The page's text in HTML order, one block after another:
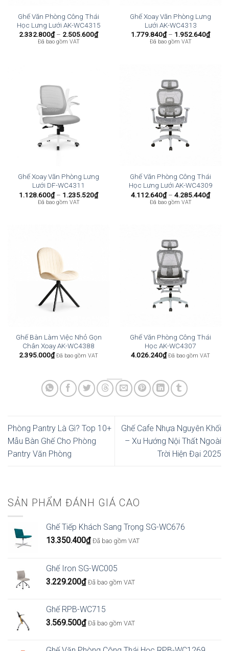
SẢN PHẨM ĐÁNH GIÁ CAO
Ghế Tiếp Khách Sang Trọng SG-WC676
13.350.400₫ Đã bao gồm VAT
Ghế Iron SG-WC005
3.229.200₫ Đã bao gồm VAT
Ghế RPB-WC715
3.569.500₫ Đã bao gồm VAT
Ghế Văn Phòng Công Thái
Học Lưng Lưới AK-WC4315
2.332.800₫ – 2.505.600₫Khoảng
giá:
Đã bao gồm VAT
Ghế Xoay Văn Phòng Lưng
Lưới AK-WC4313
1.779.840₫ – 1.952.640₫
giá:
Đã bao gồm VAT
Ghế Xoay Văn Phòng Lưng
Lưới DF-WC4311
1.128.600₫ – 1.235.520₫Khoảng
giá:
Đã bao gồm VAT
Ghế Văn Phòng Công Thái
Học Lưng Lưới AK-WC4309
4.112.640₫ – 4.285.440₫
giá:
Đã bao gồm VAT
Ghế Bàn Làm Việc Nhỏ Gọn
Chân Xoay AK-WC4388
2.395.000₫ Đã bao gồm VAT
Ghế Văn Phòng Công Thái
Học AK-WC4307
4.026.240₫ Đã bao gồm VAT
Phòng Pantry Là Gì? Top 10+
Mẫu Bàn Ghế Cho Phòng
Pantry Văn Phòng
Ghế Cafe Nhựa Nguyên Khối
– Xu Hướng Nội Thất Ngoài
Trời Hiện Đại 2025